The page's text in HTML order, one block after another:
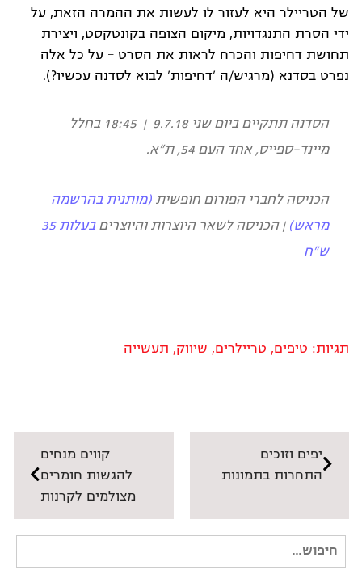
של הטריילר היא לעזור לו לעשות את ההמרה הזאת, על
ידי הסרת התנגדויות, מיקום הצופה בקונטקסט, ויצירת
תחושת דחיפות והכרח לראות את הסרט – על כל אלה
נפרט בסדנא (מרגיש/ה 'דחיפות' לבוא לסדנה עכשיו?).
הסדנה תתקיים ביום שני 9.7.18 | 18:45 בחלל
מיינד-ספייס, אחד העם 54, ת"א.
הכניסה לחברי הפורום חופשית (מותנית בהרשמה
מראש) | הכניסה לשאר היוצרות והיוצרים
בעלות 35
ש"ח
תגיות: טיפים, טריילרים, שיווק, תעשייה
יפים וזוכים –
התחרות בתמונות
קווים מנחים
להגשות חומרים
מצולמים לקרנות
חיפוש
עבור: